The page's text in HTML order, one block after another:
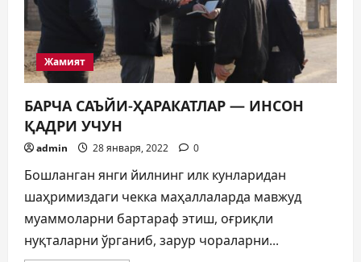
Жамият
БАРЧА САЪЙИ-ҲАРАКАТЛАР — ИНСОН
ҚАДРИ УЧУН
admin 28 января, 2022 0
Бошланган янги йилнинг илк кунларидан
шаҳримиздаги чекка маҳаллаларда мавжуд
муаммоларни бартараф этиш, оғриқли
нуқталарни ўрганиб, зарур чораларни...